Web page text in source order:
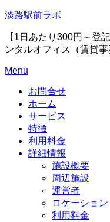
Skip
content
淡路駅前ラボ
【1日あたり300円～登
ンタルオフィス（賃貸事
Menu
お問合せ
ホーム
サービス
特徴
利用料金
詳細情報
施設概要
周辺施設
運営者
ロケーション
利用料金